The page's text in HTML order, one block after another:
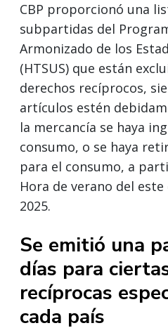
CBP proporcionó una
subpartidas del
Armonizado de los
(HTSUS) que están
derechos recíprocos,
artículos estén
la mercancía se haya
consumo, o se haya
para el consumo, a
Hora de verano del
2025.
Se emitió una
días para
recíprocas
cada país